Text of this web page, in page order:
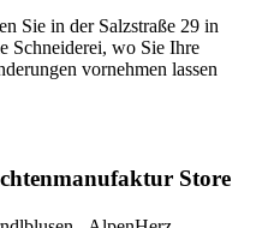
Sie in der Salzstraße 29 in
Schneiderei, wo Sie Ihre
vornehmen lassen
Store